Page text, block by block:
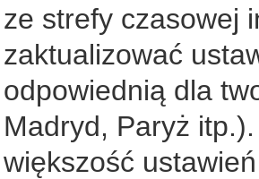
ze strefy czasowej
zaktualizować
odpowiednią dla
Madryd, Paryż
większość